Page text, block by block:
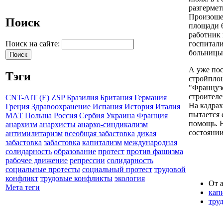
Поиск
Поиск на сайте:
Тэги
CNT-AIT (E) ZSP Бразилия Британия Германия
Греция Здравоохранение Испания История Италия
МАТ Польша Россия Сербия Украина Франция
анархизм анархисты анархо-синдикализм
антимилитаризм всеобщая забастовка дикая
забастовка забастовка капитализм международная
солидарность образование протест против фашизма
рабочее движение репрессии солидарность
социальные протесты социальный протест трудовой
конфликт трудовые конфликты экология
Мета теги
площади
работник
А уже
На
пытается
помощь.
От